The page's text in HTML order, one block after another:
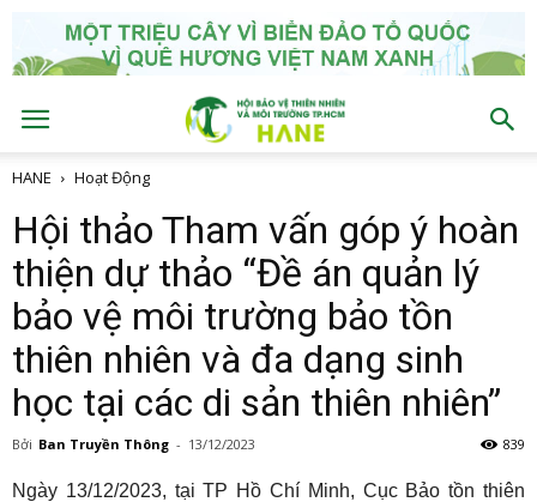
HANE Hoạt Động
Hội thảo Tham vấn góp ý hoàn
thiện dự thảo “Đề án quản lý
bảo vệ môi trường bảo tồn
thiên nhiên và đa dạng sinh
học tại các di sản thiên nhiên”
Bởi Ban Truyền Thông - 13/12/2023 839
Ngày 13/12/2023, tại TP Hồ Chí Minh, Cục Bảo tồn thiên